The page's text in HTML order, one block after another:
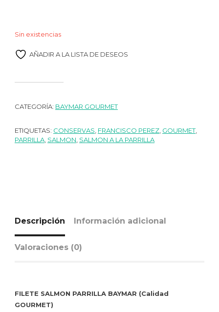
Sin existencias
AÑADIR A LA LISTA DE DESEOS
CATEGORÍA: BAYMAR GOURMET
ETIQUETAS: CONSERVAS FRANCISCO PEREZ GOURMET,
PARRILLA SALMON SALMON A LA PARRILLA
Descripción Información adicional
Valoraciones (0)
FILETE SALMON PARRILLA BAYMAR (Calidad
GOURMET)